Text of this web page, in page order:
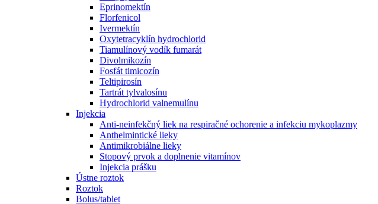
Eprinomektín
Florfenicol
Ivermektín
Oxytetracyklín hydrochlorid
Tiamulínový vodík fumarát
Divolmikozín
Fosfát timicozín
Teltipirosín
Tartrát tylvalosínu
Hydrochlorid valnemulínu
Injekcia
Anti-neinfekčný liek na respiračné ochorenie a infekciu mykoplazmy
Anthelmintické lieky
Antimikrobiálne lieky
Stopový prvok a doplnenie vitamínov
Injekcia prášku
Ústne roztok
Roztok
Bolus/tablet